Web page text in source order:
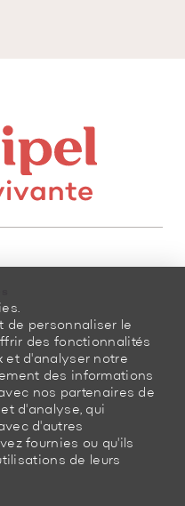
de personnaliser le
des fonctionnalités
et d'analyser notre
des informations
nos partenaires de
d'analyse, qui
d'autres
fournies ou qu'ils
de leurs